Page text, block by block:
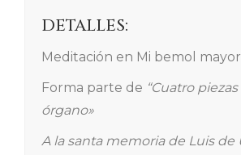
DETALLES:
Meditación en Mi bemol
Forma parte de “Cuatro
órgano»
A la santa memoria de Luis de